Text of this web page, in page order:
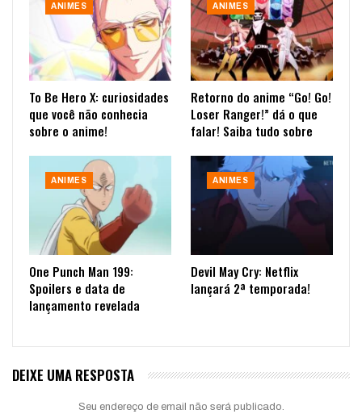
ANIMES
To Be Hero X: curiosidades
que você não conhecia
sobre o anime!
ANIMES
Retorno do anime “Go! Go!
Loser Ranger!” dá o que
falar! Saiba tudo sobre
ANIMES
One Punch Man 199:
Spoilers e data de
lançamento revelada
ANIMES
Devil May Cry: Netflix
lançará 2ª temporada!
DEIXE UMA RESPOSTA
Seu endereço de email não será publicado.